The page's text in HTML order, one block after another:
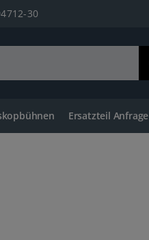
30
Ersatzteil Anfrage